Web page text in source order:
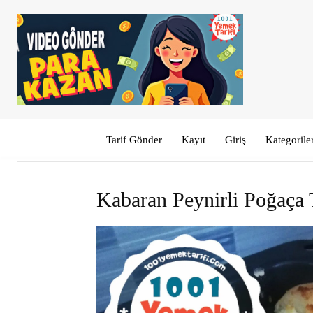
Tarif Gönder Kayıt Giriş
Kabaran Peynirli Poğaça